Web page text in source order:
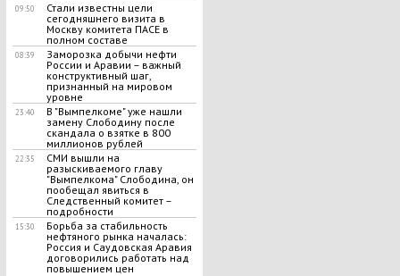
09:50
Стали известны цели
сегодняшнего визита в
Москву комитета ПАСЕ в
полном составе
08:39
Заморозка добычи нефти
России и Аравии – важный
конструктивный шаг,
признанный на мировом
уровне
23:40
В "Вымпелкоме" уже нашли
замену Слободину после
скандала о взятке в 800
миллионов рублей
22:35
СМИ вышли на
разыскиваемого главу
"Вымпелкома" Слободина, он
пообещал явиться в
Следственный комитет –
подробности
15:30
Борьба за стабильность
нефтяного рынка началась:
Россия и Саудовская Аравия
договорились работать над
повышением цен